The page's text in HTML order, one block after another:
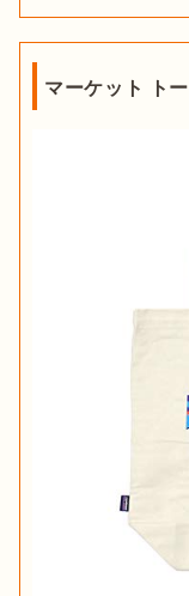
マーケット トー